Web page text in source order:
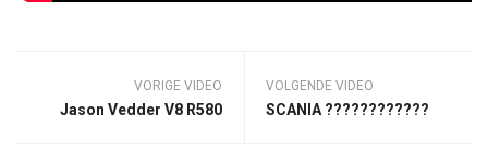
VORIGE VIDEO
Jason Vedder V8 R580
VOLGENDE VIDEO
SCANIA ????????????